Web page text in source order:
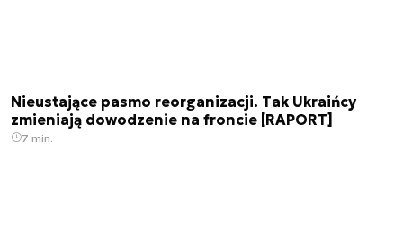
Nieustające pasmo reorganizacji. Tak Ukraińcy
zmieniają dowodzenie na froncie [RAPORT]
7 min.